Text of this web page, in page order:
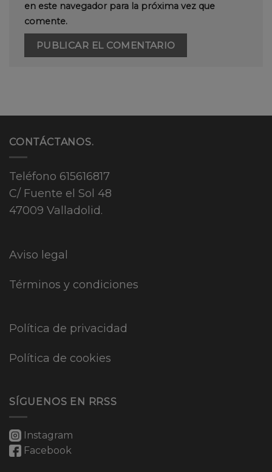
en este navegador para la próxima vez que
comente.
CONTÁCTANOS.
Teléfono 615616817
C/ Fuente el Sol 48
47009 Valladolid.
Aviso legal
Términos y condiciones
Política de privacidad
Política de cookies
SÍGUENOS EN RRSS
Instagram
Facebook